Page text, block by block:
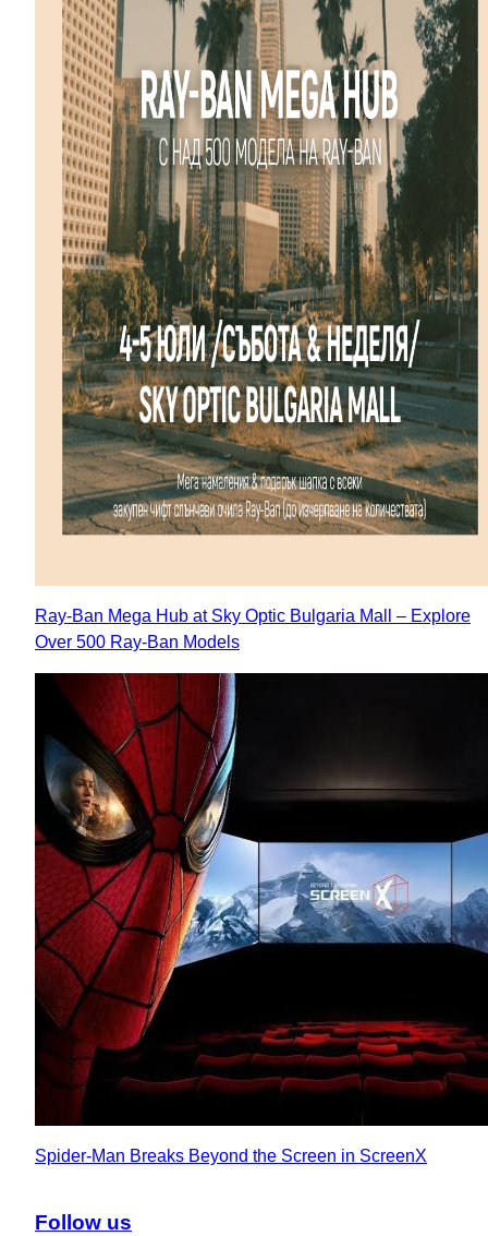
Ray-Ban Mega Hub at Sky Optic Bulgaria Mall – Explore
Over 500 Ray-Ban Models
Spider-Man Breaks Beyond the Screen in ScreenX
Follow us